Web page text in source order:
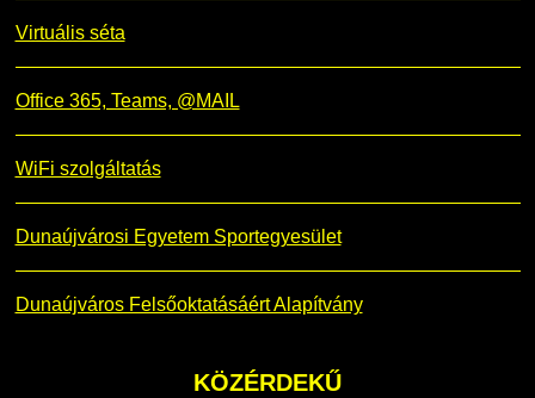
Virtuális séta
Office 365, Teams, @MAIL
WiFi szolgáltatás
Dunaújvárosi Egyetem Sportegyesület
Dunaújváros Felsőoktatásáért Alapítvány
KÖZÉRDEKŰ